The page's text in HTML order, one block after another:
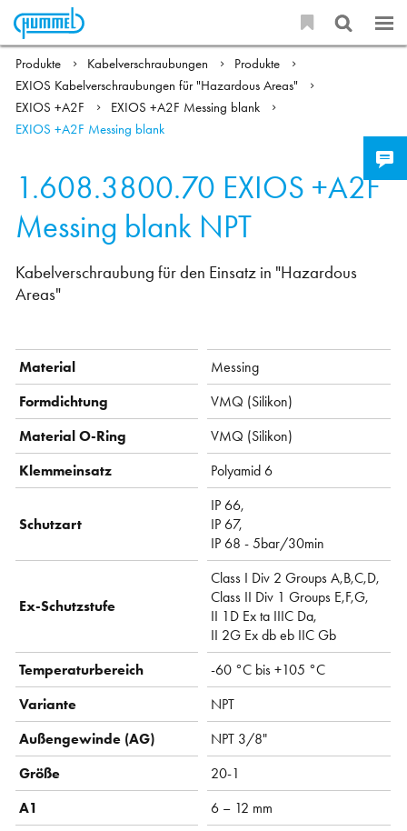
Produkte Kabelverschraubungen
Produkte
EXIOS Kabelverschraubungen für "Hazardous Areas"
EXIOS +A2F
EXIOS +A2F Messing blank
EXIOS +A2F Messing blank
1.608.3800.70 EXIOS +A2F
Messing blank NPT
Kabelverschraubung für den Einsatz in "Hazardous
Areas"
Material
Messing
Formdichtung
VMQ (Silikon)
Material O-Ring
VMQ (Silikon)
Klemmeinsatz
Polyamid 6
Schutzart
IP 66,
IP 67,
IP 68 - 5bar/30min
Ex-Schutzstufe
Class I Div 2 Groups A,B,C,D,
Class II Div 1 Groups E,F,G,
II 1D Ex ta IIIC Da,
II 2G Ex db eb IIC Gb
Temperaturbereich
-60 °C bis +105 °C
Variante
NPT
Außengewinde (AG)
NPT 3/8"
Größe
20-1
A1
6 – 12 mm